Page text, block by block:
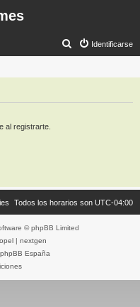
Identificarse
s
al registrarte.
Todos los horarios son UTC-04:00
© phpBB Limited
| nextgen
phpBB España